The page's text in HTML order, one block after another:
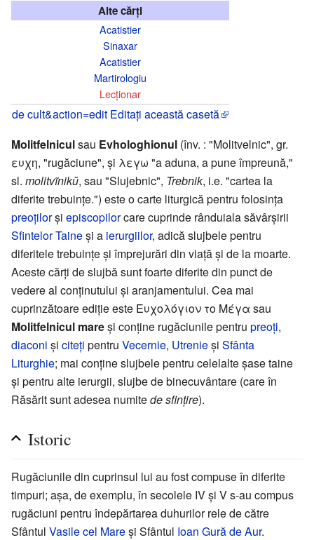
Alte cărți
Acatistier
Sinaxar
Acatistier
Martirologiu
Lecționar
de cult&action=edit Editați această casetă
Molitfelniculsau Evhologhionul (înv. : "Molitvelnic", gr.
ευχη, "rugăciune", și λεγω "a aduna, a pune împreună,"
sl. molitvĩnikŭ, sau "Slujebnic", Trebnik, i.e. "cartea la
diferite trebuințe.") este o carte liturgică pentru folosința
preoţilorși episcopilorcare cuprinde rânduiala săvârșirii
Sfintelor Taineși a ierurgiilor, adică slujbele pentru
diferitele trebuințe și împrejurări din viață și de la moarte.
Aceste cărți de slujbă sunt foarte diferite din punct de
vedere al conținutului și aranjamentului. Cea mai
cuprinzătoare ediție este Ευχολόγιον το Μέγα sau
Molitfelnicul mareși conţine rugăciunile pentru preoți,
diaconi și citeți pentru Vecernie, Utrenieși Sfânta
Liturghie; mai conține slujbele pentru celelalte șase taine
și pentru alte ierurgii, slujbe de binecuvântare (care în
Răsărit sunt adesea numitede sfințire).
Istoric
Rugăciunile din cuprinsul lui au fost compuse în diferite
timpuri; aşa, de exemplu, în secolele IV şi V s-au compus
rugăciuni pentru îndepărtarea duhurilor rele de către
Sfântul Vasile cel Mareşi Sfântul Ioan Gură de Aur.